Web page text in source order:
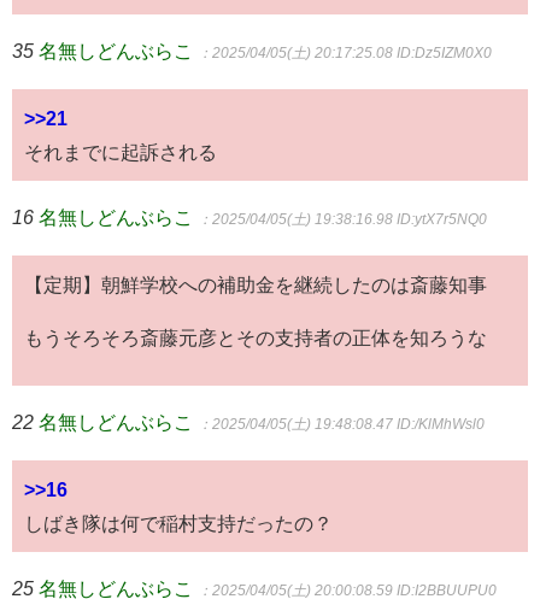
35 名無しどんぶらこ ：2025/04/05(土) 20:17:25.08 ID:Dz5IZM0X0
>>21
それまでに起訴される
16 名無しどんぶらこ ：2025/04/05(土) 19:38:16.98 ID:ytX7r5NQ0
【定期】朝鮮学校への補助金を継続したのは斎藤知事
もうそろそろ斎藤元彦とその支持者の正体を知ろうな
22 名無しどんぶらこ ：2025/04/05(土) 19:48:08.47 ID:/KlMhWsl0
>>16
しばき隊は何で稲村支持だったの？
25 名無しどんぶらこ ：2025/04/05(土) 20:00:08.59 ID:I2BBUUPU0